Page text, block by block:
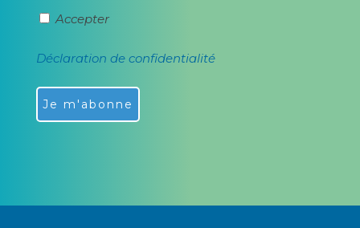
Accepter
Déclaration de confidentialité